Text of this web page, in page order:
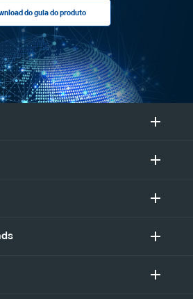
do guia do produto